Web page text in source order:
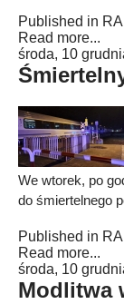
Published in
Read more...
środa, 10
We wtorek, po
do śmiertelnego
Published in
Read more...
środa, 10
Modlitwa